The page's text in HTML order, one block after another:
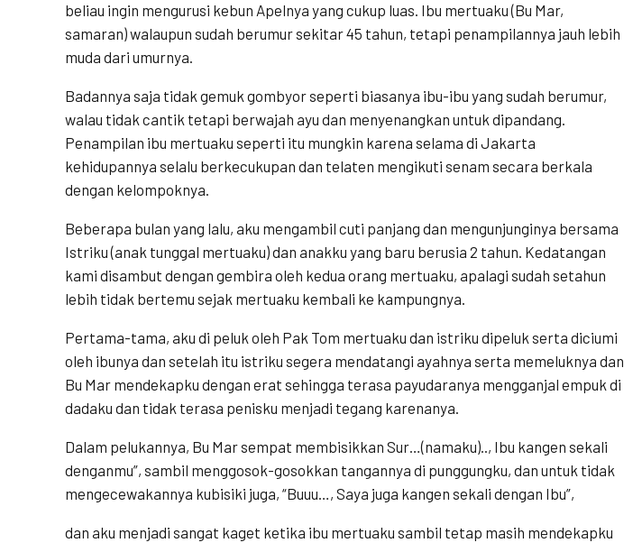
beliau ingin mengurusi kebun Apelnya yang cukup luas. Ibu mertuaku (Bu Mar,
samaran) walaupun sudah berumur sekitar 45 tahun, tetapi penampilannya jauh lebih
muda dari umurnya.
Badannya saja tidak gemuk gombyor seperti biasanya ibu-ibu yang sudah berumur,
walau tidak cantik tetapi berwajah ayu dan menyenangkan untuk dipandang.
Penampilan ibu mertuaku seperti itu mungkin karena selama di Jakarta
kehidupannya selalu berkecukupan dan telaten mengikuti senam secara berkala
dengan kelompoknya.
Beberapa bulan yang lalu, aku mengambil cuti panjang dan mengunjunginya bersama
Istriku (anak tunggal mertuaku) dan anakku yang baru berusia 2 tahun. Kedatangan
kami disambut dengan gembira oleh kedua orang mertuaku, apalagi sudah setahun
lebih tidak bertemu sejak mertuaku kembali ke kampungnya.
Pertama-tama, aku di peluk oleh Pak Tom mertuaku dan istriku dipeluk serta diciumi
oleh ibunya dan setelah itu istriku segera mendatangi ayahnya serta memeluknya dan
Bu Mar mendekapku dengan erat sehingga terasa payudaranya mengganjal empuk di
dadaku dan tidak terasa penisku menjadi tegang karenanya.
Dalam pelukannya, Bu Mar sempat membisikkan Sur…(namaku).., Ibu kangen sekali
denganmu”, sambil menggosok-gosokkan tangannya di punggungku, dan untuk tidak
mengecewakannya kubisiki juga, “Buuu…, Saya juga kangen sekali dengan Ibu”,
dan aku menjadi sangat kaget ketika ibu mertuaku sambil tetap masih mendekapku